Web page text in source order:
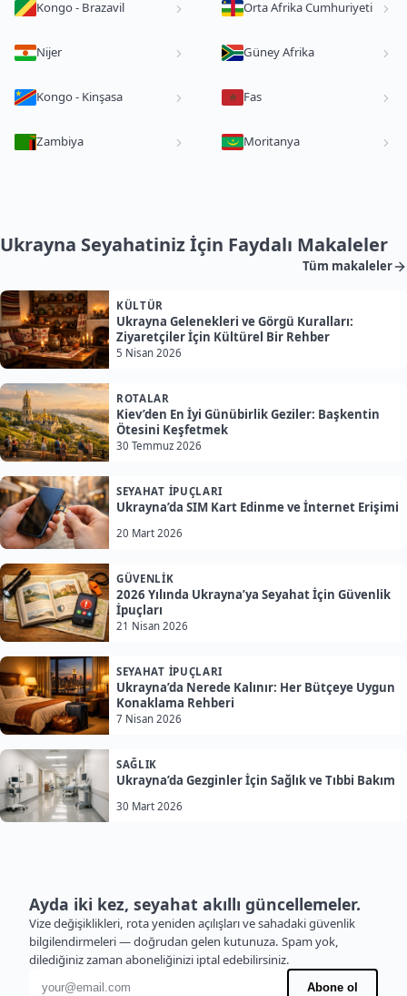
Kongo - Brazavil Orta Afrika Cumhuriyeti
Nijer Güney Afrika
Kongo - Kinşasa Fas
Zambiya Moritanya
Ukrayna Seyahatiniz İçin Faydalı Makaleler
Tüm makaleler
KÜLTÜR
Ukrayna Gelenekleri ve Görgü Kuralları:
Ziyaretçiler İçin Kültürel Bir Rehber
5 Nisan 2026
ROTALAR
Kiev’den En İyi Günübirlik Geziler: Başkentin
Ötesini Keşfetmek
30 Temmuz 2026
SEYAHAT İPUÇLARI
Ukrayna’da SIM Kart Edinme ve İnternet Erişimi
20 Mart 2026
GÜVENLIK
2026 Yılında Ukrayna’ya Seyahat İçin Güvenlik
İpuçları
21 Nisan 2026
SEYAHAT İPUÇLARI
Ukrayna’da Nerede Kalınır: Her Bütçeye Uygun
Konaklama Rehberi
7 Nisan 2026
SAĞLIK
Ukrayna’da Gezginler İçin Sağlık ve Tıbbi Bakım
30 Mart 2026
Ayda iki kez, seyahat akıllı güncellemeler.
Vize değişiklikleri, rota yeniden açılışları ve sahadaki güvenlik
bilgilendirmeleri — doğrudan gelen kutunuza. Spam yok,
dilediğiniz zaman aboneliğinizi iptal edebilirsiniz.
E-posta adresi
Abone ol